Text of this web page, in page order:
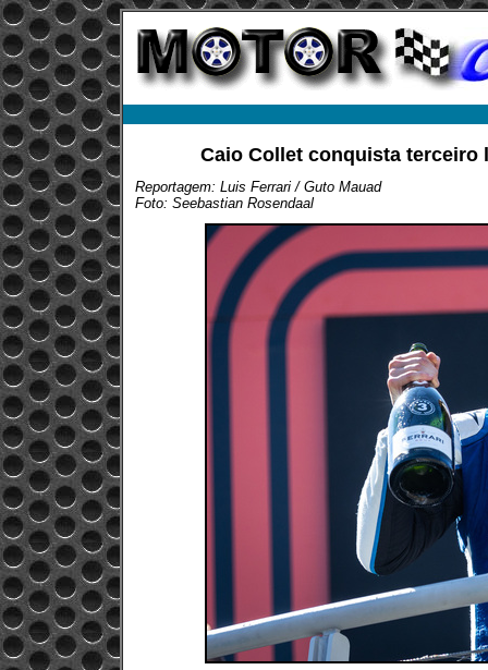
Caio Collet conquista terceiro
Reportagem: Luis Ferrari / Guto Mauad
Foto: Seebastian Rosendaal